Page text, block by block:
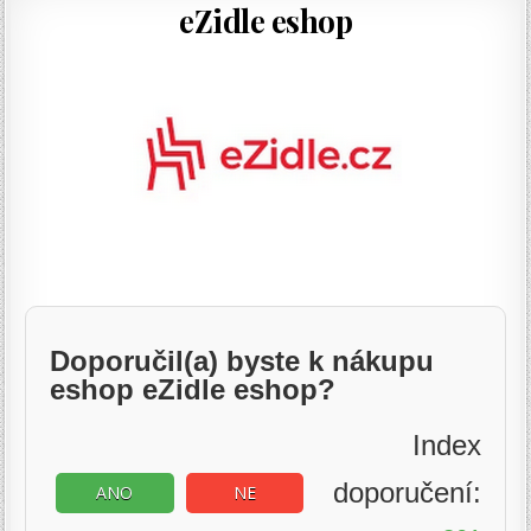
eZidle eshop
Doporučil(a) byste k nákupu
eshop eZidle eshop?
ANO NE
Index
doporučení: